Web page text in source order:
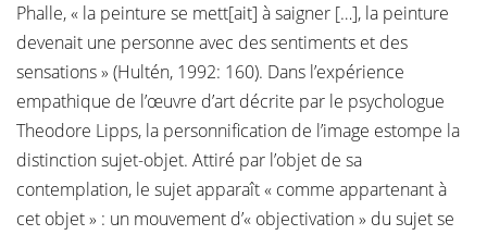
Phalle, « la peinture se mett[ait] à saigner […], la peinture
devenait une personne avec des sentiments et des
sensations » (Hultén, 1992: 160). Dans l’expérience
empathique de l’œuvre d’art décrite par le psychologue
Theodore Lipps, la personnification de l’image estompe la
distinction sujet-objet. Attiré par l’objet de sa
contemplation, le sujet apparaît « comme appartenant à
cet objet » : un mouvement d’« objectivation » du sujet se